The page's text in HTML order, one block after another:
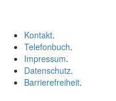
Kontakt.
Telefonbuch.
Impressum.
Datenschutz.
Barrierefreiheit.